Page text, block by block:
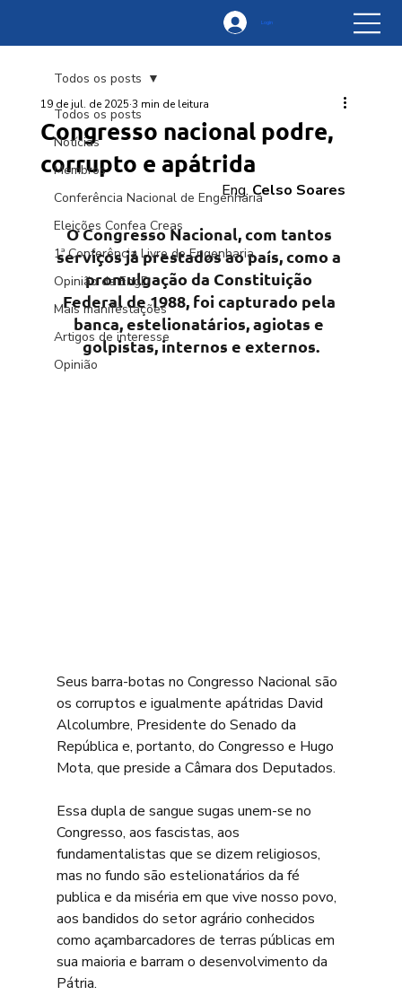
Login
Todos os posts
Notícias
Membros
Conferência Nacional de Engenharia
Eleições Confea Creas
1ª Conferência Livre de Engenharia
Opinião da EngD
Mais manifestações
Artigos de interesse
Opinião
Todos os posts
Congresso nacional podre,
corrupto e apátrida
19 de jul. de 2025 3 min de leitura
Eng. Celso Soares
O Congresso Nacional, com tantos
serviços já prestados ao país, como a
promulgação da Constituição
Federal de 1988, foi capturado pela
banca, estelionatários, agiotas e
golpistas, internos e externos.
Seus barra-botas no Congresso Nacional são
os corruptos e igualmente apátridas David
Alcolumbre, Presidente do Senado da
República e, portanto, do Congresso e Hugo
Mota, que preside a Câmara dos Deputados.
Essa dupla de sangue sugas unem-se no
Congresso, aos fascistas, aos
fundamentalistas que se dizem religiosos,
mas no fundo são estelionatários da fé
publica e da miséria em que vive nosso povo,
aos bandidos do setor agrário conhecidos
como açambarcadores de terras públicas em
sua maioria e barram o desenvolvimento da
Pátria.